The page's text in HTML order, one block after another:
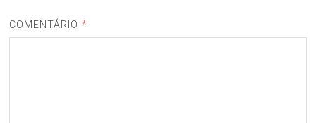
COMENTÁRIO *